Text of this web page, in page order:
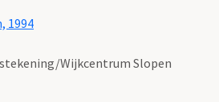
1994
Wijkcentrum Slopen